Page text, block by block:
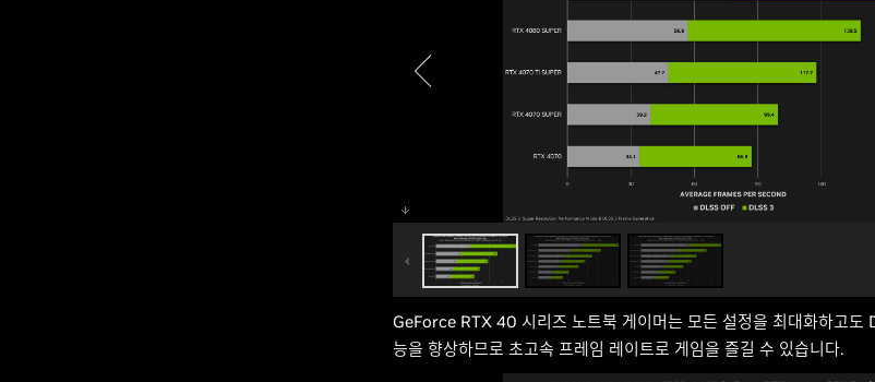
GeForce RTX 40 시리즈 노트북 게이머는 모든 설정을 최대화하고도
능을 향상하므로 초고속 프레임 레이트로 게임을 즐길 수 있습니다.